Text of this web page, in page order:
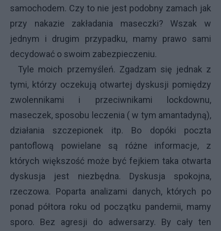
samochodem. Czy to nie jest podobny zamach jak
przy nakazie zakładania maseczki? Wszak w
jednym i drugim przypadku, mamy prawo sami
decydować o swoim zabezpieczeniu.
Tyle moich przemyśleń. Zgadzam się jednak z
tymi, którzy oczekują otwartej dyskusji pomiędzy
zwolennikami i przeciwnikami lockdownu,
maseczek, sposobu leczenia ( w tym amantadyną),
działania szczepionek itp. Bo dopóki poczta
pantoflową powielane są różne informacje, z
których większość może być fejkiem taka otwarta
dyskusja jest niezbędna. Dyskusja spokojna,
rzeczowa. Poparta analizami danych, których po
ponad półtora roku od początku pandemii, mamy
sporo. Bez agresji do adwersarzy. By cały ten